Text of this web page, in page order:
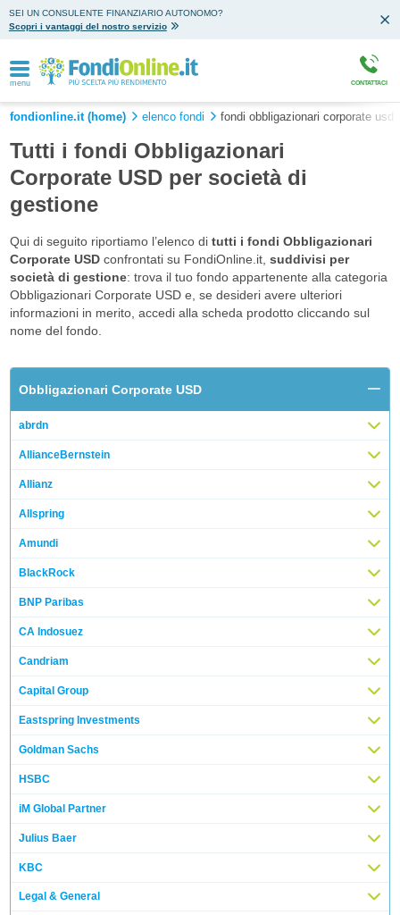
SEI UN CONSULENTE FINANZIARIO AUTONOMO?
Scopri i vantaggi del nostro servizio
menu CONTATTACI
fondionline.it (home) elenco fondi fondi obbligazionari corporate usd
Tutti i fondi Obbligazionari
Corporate USD per società di
gestione
Qui di seguito riportiamo l’elenco di tutti i fondi Obbligazionari
Corporate USDconfrontati su FondiOnline.it, suddivisi per
società di gestione: trova il tuo fondo appartenente alla categoria
Obbligazionari Corporate USD e, se desideri avere ulteriori
informazioni in merito, accedi alla scheda prodotto cliccando sul
nome del fondo.
Obbligazionari Corporate USD
abrdn
AllianceBernstein
Allianz
Allspring
Amundi
BlackRock
BNP Paribas
CA Indosuez
Candriam
Capital Group
Eastspring Investments
Goldman Sachs
HSBC
iM Global Partner
Julius Baer
KBC
Legal & General